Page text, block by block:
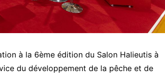
à la 6ème édition du Salon Halieutis à
du développement de la pêche et de